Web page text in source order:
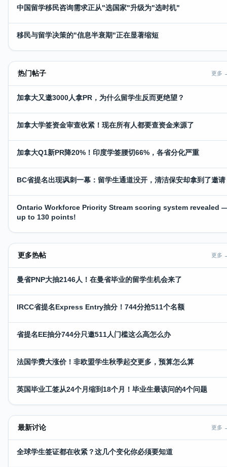
中国留学移民咨询需求正从"选国家"升级为"选时机"
移民与留学决策的"信息半衰期"正在显著缩短
热门帖子 更多
加拿大又邀3000人拿PR，为什么留学生反而更绝望？
加拿大学签资金审查收紧！现在所有人都要查资金来源了
加拿大Q1新PR降20%！印度学签腰切66%，各省分化严重
BC省提名出现讽刺一幕：留学生通道没开，清洁保安却拿到了邀请
Ontario Workforce Priority Stream scoring system revealed
up to 130 points!
更多热帖 更多
曼省PNP大抽2146人！在曼省毕业的留学生机会来了
IRCC省提名Express Entry抽分！744分抢511个名额
省提名EE抽分744分只邀511人门槛这么高怎么办
法国学费大涨价！非欧盟学生秋季起交更多，预算怎么算
英国毕业工签从24个月缩到18个月！毕业生最该问的4个问题
最新讨论 更多
全球学生签证都在收紧？这几个变化你必须要知道